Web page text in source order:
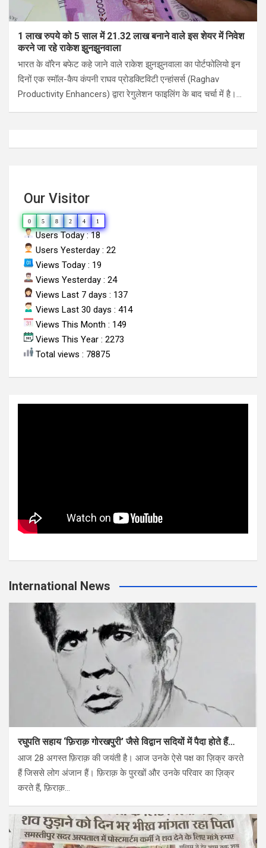
1 लाख रुपये को 5 साल में 21.32 लाख बनाने वाले इस शेयर में निवेश
करने जा रहे राकेश झुनझुनवाला
भारत के वॉरेन बफेट कहे जाने वाले राकेश झुनझुनवाला का पोर्टफोलियो इन
दिनों एक स्मॉल-कैप कंपनी राघव प्रोडक्टिविटी एन्हांसर्स (Raghav
Productivity Enhancers) द्वारा रेगुलेशन फाइलिंग के बाद चर्चा में है।…
Our Visitor
0 5 8 2 4 1
Users Today : 18
Users Yesterday : 22
Views Today : 19
Views Yesterday : 24
Views Last 7 days : 137
Views Last 30 days : 414
Views This Month : 149
Views This Year : 2273
Total views : 78875
International News
रघुपति सहाय ‘फ़िराक़ गोरखपुरी’ जैसे विद्वान सदियों में पैदा होते हैं…
आज 28 अगस्त फ़िराक़ की जयंती है। आज उनके ऐसे पक्ष का ज़िक्र करते
हैं जिससे लोग अंजान हैं। फ़िराक़ के पुरखों और उनके परिवार का ज़िक्र
करते हैं, फ़िराक़…